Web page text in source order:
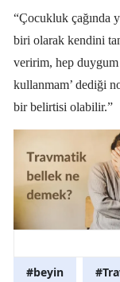
“Çocukluk çağında
biri olarak kendini
veririm, hep duygum
kullanmam’ dediği
bir belirtisi olabilir.”
#beyin